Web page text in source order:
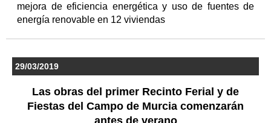
mejora de eficiencia energética y uso de fuentes de
energía renovable en 12 viviendas
29/03/2019
Las obras del primer Recinto Ferial y de
Fiestas del Campo de Murcia comenzarán
antes de verano